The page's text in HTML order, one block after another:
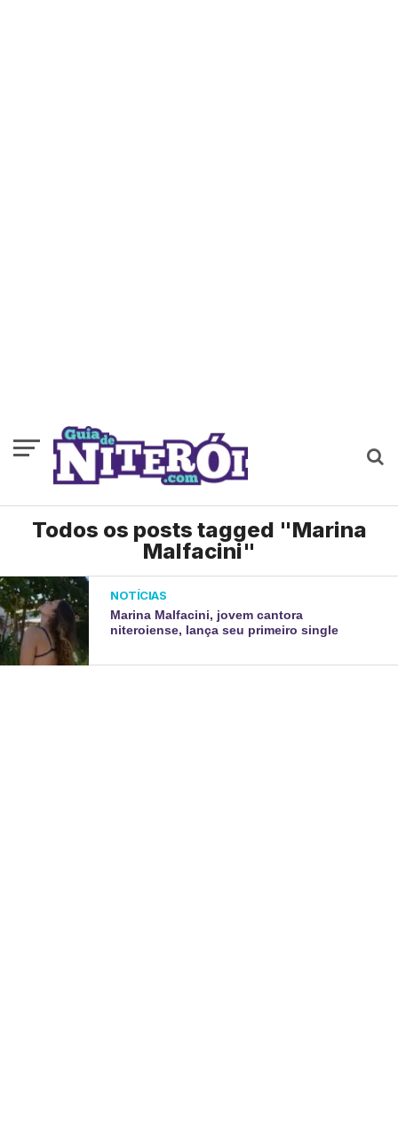
Todos os posts tagged "Marina
Malfacini"
NOTÍCIAS
Marina Malfacini, jovem cantora
niteroiense, lança seu primeiro single